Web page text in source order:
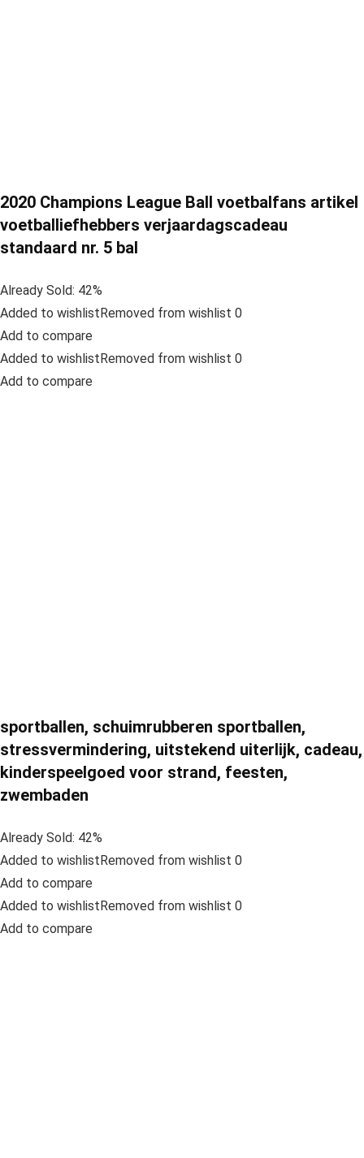
2020 Champions League Ball voetbalfans artikel
voetballiefhebbers verjaardagscadeau
standaard nr. 5 bal
Already Sold: 42%
Added to wishlistRemoved from wishlist 0
Add to compare
Added to wishlistRemoved from wishlist 0
Add to compare
sportballen, schuimrubberen sportballen,
stressvermindering, uitstekend uiterlijk, cadeau,
kinderspeelgoed voor strand, feesten,
zwembaden
Already Sold: 42%
Added to wishlistRemoved from wishlist 0
Add to compare
Added to wishlistRemoved from wishlist 0
Add to compare